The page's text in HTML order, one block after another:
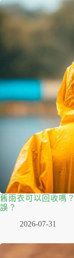
舊雨衣可以回收嗎
誤？
2026-07-31